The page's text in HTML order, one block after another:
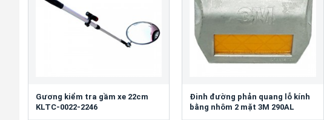
Gương kiểm tra gầm xe 22cm
KLTC-0022-2246
Đinh đường phản quang lỗ kính
bằng nhôm 2 mặt 3M 290AL